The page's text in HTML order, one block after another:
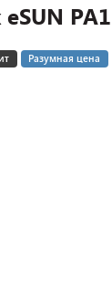
eSUN
Разумная цена